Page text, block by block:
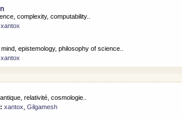
complexity, computability..
xantox
epistemology, philosophy of science..
xantox
relativité, cosmologie..
xantox Gilgamesh